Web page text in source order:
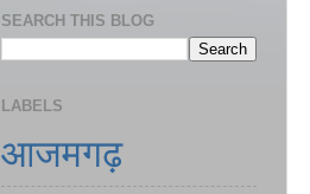
SEARCH THIS BLOG
LABELS
आजमगढ़